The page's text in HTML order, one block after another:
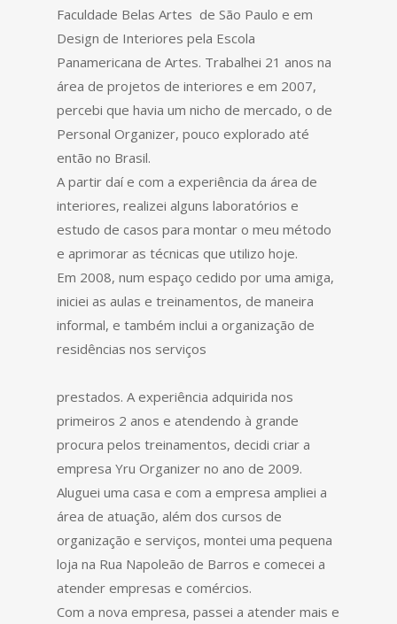
Faculdade Belas Artes de São Paulo e em
Design de Interiores pela Escola
Panamericana de Artes. Trabalhei 21 anos na
área de projetos de interiores e em 2007,
percebi que havia um nicho de mercado, o de
Personal Organizer, pouco explorado até
então no Brasil.
A partir daí e com a experiência da área de
interiores, realizei alguns laboratórios e
estudo de casos para montar o meu método
e aprimorar as técnicas que utilizo hoje.
Em 2008, num espaço cedido por uma amiga,
iniciei as aulas e treinamentos, de maneira
informal, e também inclui a organização de
residências nos serviços
prestados. A experiência adquirida nos
primeiros 2 anos e atendendo à grande
procura pelos treinamentos, decidi criar a
empresa Yru Organizer no ano de 2009.
Aluguei uma casa e com a empresa ampliei a
área de atuação, além dos cursos de
organização e serviços, montei uma pequena
loja na Rua Napoleão de Barros e comecei a
atender empresas e comércios.
Com a nova empresa, passei a atender mais e